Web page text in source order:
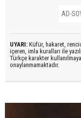
UYARI: Küfür, hakaret,
içeren, imla kuralları ile
Türkçe karakter
onaylanmamaktadır.